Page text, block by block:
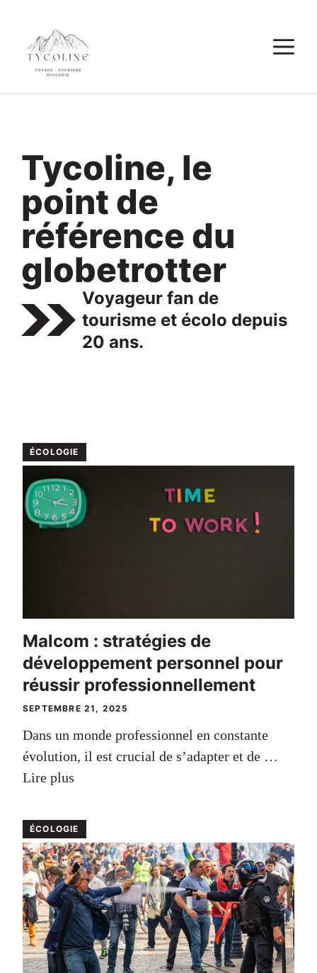
contenu
Tycoline, le
point de
référence du
globetrotter
Voyageur fan de
tourisme et écolo depuis
20 ans.
ÉCOLOGIE
Malcom : stratégies de
développement personnel pour
réussir professionnellement
SEPTEMBRE 21, 2025
Dans un monde professionnel en constante
évolution, il est crucial de s’adapter et de …
Lire plus
ÉCOLOGIE